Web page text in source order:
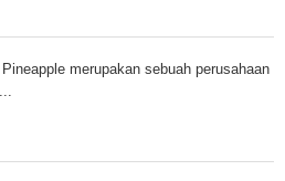
merupakan sebuah perusahaan